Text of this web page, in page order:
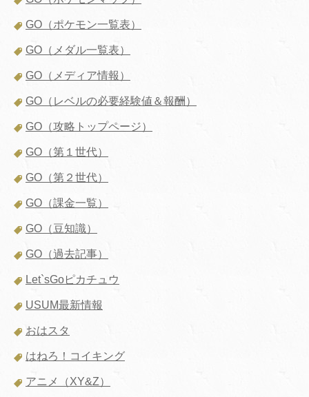
GO（ポケモン一覧表）
GO（メダル一覧表）
GO（メディア情報）
GO（レベルの必要経験値＆報酬）
GO（攻略トップページ）
GO（第１世代）
GO（第２世代）
GO（課金一覧）
GO（豆知識）
GO（過去記事）
Let`sGoピカチュウ
USUM最新情報
おはスタ
はねろ！コイキング
アニメ（XY&Z）